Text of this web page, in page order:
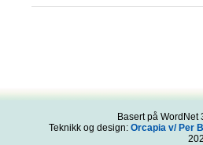
Basert på
Teknikk og design: Orcapia v/ Per